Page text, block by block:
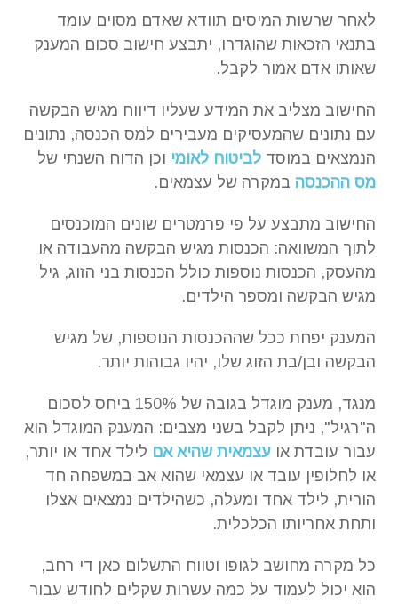
לאחר שרשות המיסים תוודא שאדם מסוים עומד
בתנאי הזכאות שהוגדרו, יתבצע חישוב סכום המענק
שאותו אדם אמור לקבל.
החישוב מצליב את המידע שעליו דיווח מגיש הבקשה
עם נתונים שהמעסיקים מעבירים למס הכנסה, נתונים
הנמצאים במוסד לביטוח לאומי וכן הדוח השנתי של
מס ההכנסה במקרה של עצמאים.
החישוב מתבצע על פי פרמטרים שונים המוכנסים
לתוך המשוואה: הכנסות מגיש הבקשה מהעבודה או
מהעסק, הכנסות נוספות כולל הכנסות בני הזוג, גיל
מגיש הבקשה ומספר הילדים.
המענק יפחת ככל שההכנסות הנוספות, של מגיש
הבקשה ובן/בת הזוג שלו, יהיו גבוהות יותר.
מנגד, מענק מוגדל בגובה של 150% ביחס לסכום
ה"רגיל", ניתן לקבל בשני מצבים: המענק המוגדל הוא
עבור עובדת או עצמאית שהיא אם לילד אחד או יותר,
או לחלופין עובד או עצמאי שהוא אב במשפחה חד
הורית, לילד אחד ומעלה, כשהילדים נמצאים אצלו
ותחת אחריותו הכלכלית.
כל מקרה מחושב לגופו וטווח התשלום כאן די רחב,
הוא יכול לעמוד על כמה עשרות שקלים לחודש עבור